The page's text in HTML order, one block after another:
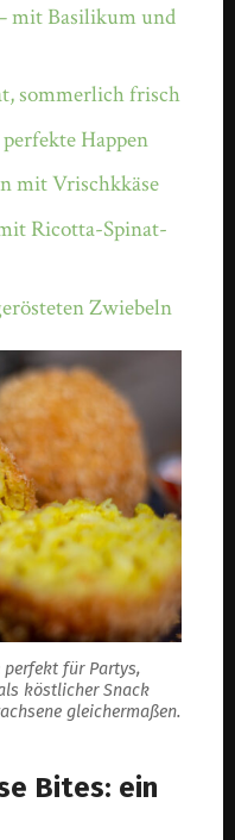
mit Basilikum und
sommerlich frisch
Happen
mit Vrischkkäse
Ricotta-Spinat-
Zwiebeln
perfekt für Partys,
köstlicher Snack
gleichermaßen.
Bites: ein